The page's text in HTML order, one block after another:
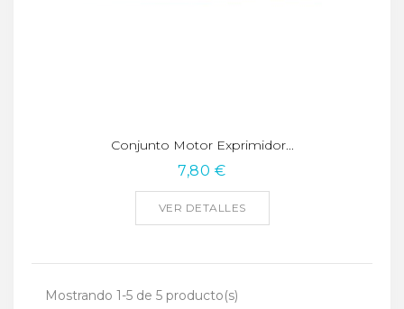
Conjunto Motor Exprimidor...
7,80 €
VER DETALLES
Mostrando 1-5 de 5 producto(s)